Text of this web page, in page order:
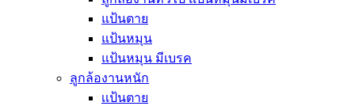
แป้นตาย
แป้นหมุน
แป้นหมุน มีเบรค
ลูกล้องานหนัก
เเป้นตาย